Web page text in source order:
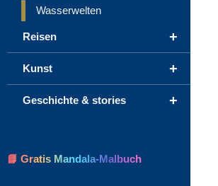
Wasserwelten
+
Reisen
+
Kunst
+
Geschichte & stories
📘 Gratis Mandala-Malbuch